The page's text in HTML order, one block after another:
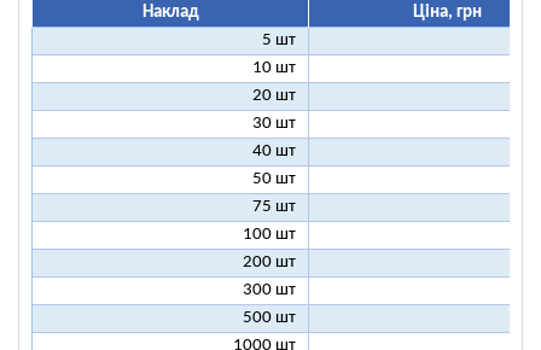
Наклад
Ціна, грн
5 шт
10 шт
20 шт
30 шт
40 шт
50 шт
75 шт
100 шт
200 шт
300 шт
500 шт
1000 шт